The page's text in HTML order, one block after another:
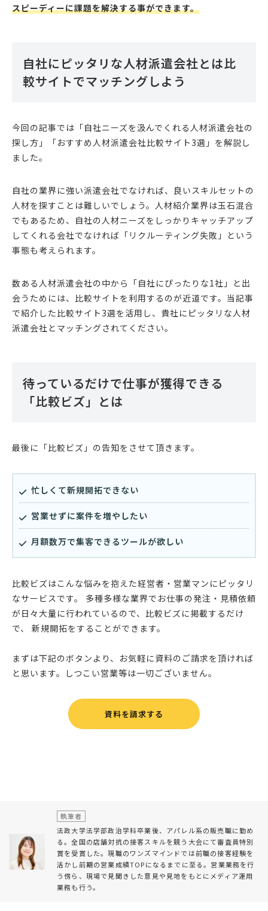
スピーディーに課題を解決する事ができます。
自社にピッタリな人材派遣会社とは比
較サイトでマッチングしよう
今回の記事では「自社ニーズを汲んでくれる人材派遣会社の
探し方」「おすすめ人材派遣会社比較サイト3選」を解説し
ました。
自社の業界に強い派遣会社でなければ、良いスキルセットの
人材を探すことは難しいでしょう。人材紹介業界は玉石混合
でもあるため、自社の人材ニーズをしっかりキャッチアップ
してくれる会社でなければ「リクルーティング失敗」という
事態も考えられます。
数ある人材派遣会社の中から「自社にぴったりな1社」と出
会うためには、比較サイトを利用するのが近道です。当記事
で紹介した比較サイト3選を活用し、貴社にピッタリな人材
派遣会社とマッチングされてください。
待っているだけで仕事が獲得できる
「比較ビズ」とは
最後に「比較ビズ」の告知をさせて頂きます。
忙しくて新規開拓できない
営業せずに案件を増やしたい
月額数万で集客できるツールが欲しい
比較ビズはこんな悩みを抱えた経営者・営業マンにピッタリ
なサービスです。 多種多様な業界でお仕事の発注・見積依頼
が日々大量に行われているので、比較ビズに掲載するだけ
で、 新規開拓をすることができます。
まずは下記のボタンより、お気軽に資料のご請求を頂ければ
と思います。しつこい営業等は一切ございません。
資料を請求する
執筆者
法政大学法学部政治学科卒業後、アパレル系の販売職に勤め
る。全国の店舗対抗の接客スキルを競う大会にて審査員特別
賞を受賞した。現職のワンズマインドでは前職の接客経験を
活かし前期の営業成績TOPになるまでに至る。営業業務を行
う傍ら、現場で見聞きした意見や見地をもとにメディア運用
業務も行う。